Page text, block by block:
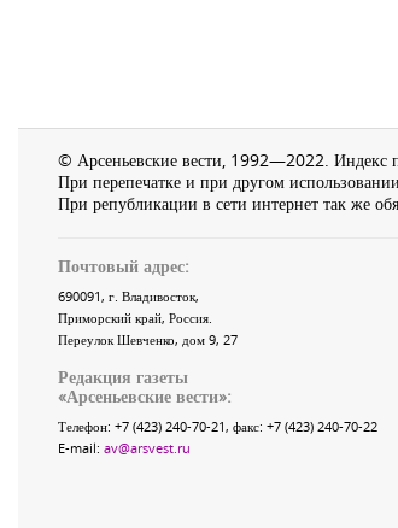
© Арсеньевские вести, 1992—2022. Индекс
При перепечатке и при другом
При републикации в сети интернет так же
Почтовый адрес:
690091, г. Владивосток,
Приморский край, Россия.
Переулок Шевченко, дом 9, 27
Редакция газеты
«Арсеньевские вести»:
Телефон: +7 (423) 240-70-21, факс: +7 (423) 240-70-22
E-mail: av@arsvest.ru